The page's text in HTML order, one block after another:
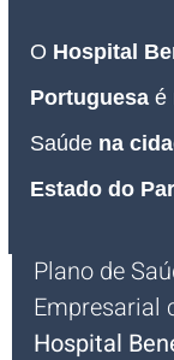
O Hospital
Portuguesa é
Saúde na
Estado do
Plano de
Empresarial
Hospital